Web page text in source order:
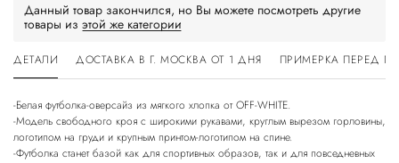
Данный товар закончился, но Вы можете посмотреть другие
товары из этой же категории
ДЕТАЛИ ДОСТАВКА В Г. МОСКВА ОТ 1 ДНЯ ПРИМЕРКА ПЕРЕД
-Белая футболка-оверсайз из мягкого хлопка от OFF-WHITE.
-Модель свободного кроя с широкими рукавами, круглым вырезом горловины,
логотипом на груди и крупным принтом-логотипом на спине.
-Футболка станет базой как для спортивных образов, так и для повседневных